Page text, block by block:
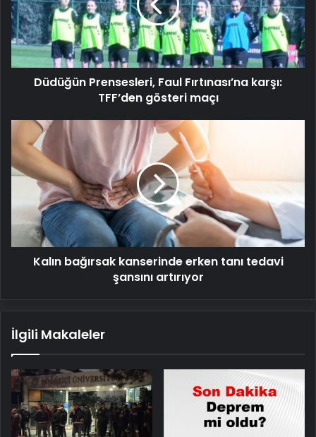
karşı:
TFF’den
gösteri
maçı
Düdüğün Prensesleri, Faul Fırtınası’na karşı:
TFF’den gösteri maçı
Kalın
bağırsak
kanserinde
erken
şansını
artırıyor
Kalın bağırsak kanserinde erken tanı tedavi
şansını artırıyor
İlgili Makaleler